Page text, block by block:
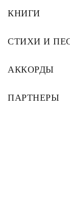
КНИГИ
СТИХИ И
АККОРДЫ
ПАРТНЕРЫ